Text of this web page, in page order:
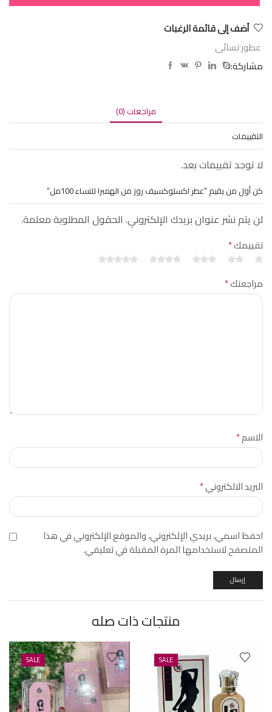
أضف إلى قائمة الرغبات
عطور نسائى
مشاركة:
مراجعات (0)
التقييمات
لا توجد تقييمات بعد.
كن أول من يقيم “عطر اكسلوكسيف روز من الهمبرا للنساء 100مل”
لن يتم نشر عنوان بريدك الإلكتروني. الحقول المطلوبة معلمة.
تقييمك*
مراجعتك*
الاسم*
البريد الالكتروني*
احفظ اسمي، بريدي الإلكتروني، والموقع الإلكتروني في هذا
المتصفح لاستخدامها المرة المقبلة في تعليقي.
منتجات ذات صله
SALE
SALE